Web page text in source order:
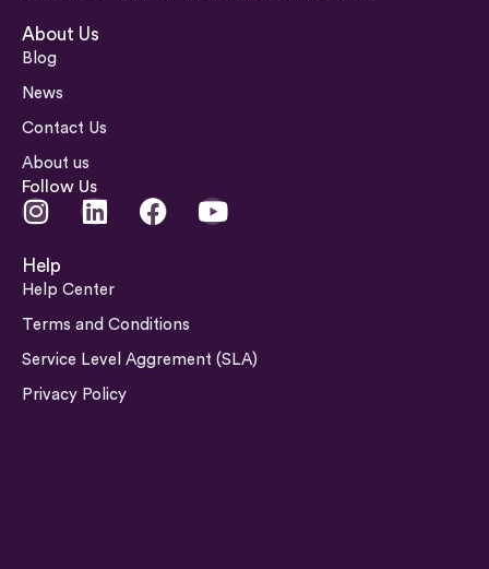
About Us
Blog
News
Contact Us
About us
Follow Us
I
s
t
a
r
a
L
k
e
i
n
F
b
o
Y
b
e
Help
Help Center
Terms and Conditions
Service Level Aggrement (SLA)
Privacy Policy